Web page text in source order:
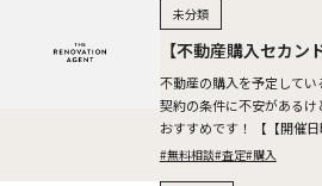
2024 (19)
#リノベーション#査定#購入#賃
【不動産購入セカン
不動産の購入を予定して
契約の条件に不安がある
おすすめです！ 【【開催
12.01(Sun) ※所要時間：1
#無料相談#査定#購入
未分類